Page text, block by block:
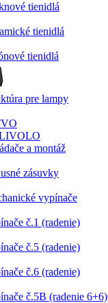
tienidlá
tienidlá
tienidlá
pre lampy
a montáž
zásuvky
vypínače
č.1 (radenie)
č.5 (radenie)
č.6 (radenie)
č.5B (radenie 6+6)